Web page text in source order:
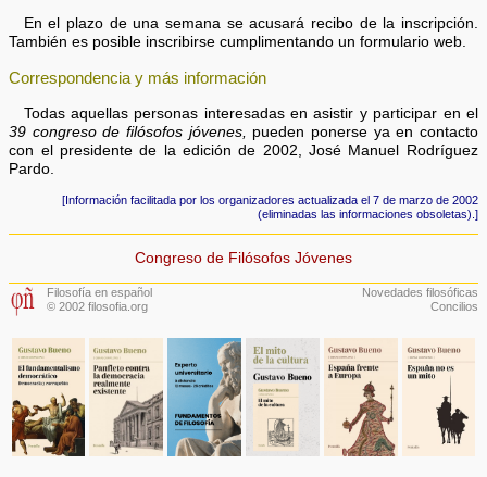
En el plazo de una semana se acusará recibo de la inscripción.
También es posible inscribirse cumplimentando un formulario web.
Correspondencia y más información
Todas aquellas personas interesadas en asistir y participar en el
39 congreso de filósofos jóvenes, pueden ponerse ya en contacto
con el presidente de la edición de 2002, José Manuel Rodríguez
Pardo.
[Información facilitada por los organizadores actualizada el 7 de marzo de 2002
(eliminadas las informaciones obsoletas).]
Congreso de Filósofos Jóvenes
Filosofía en español
© 2002 filosofia.org
Novedades filosóficas
Concilios